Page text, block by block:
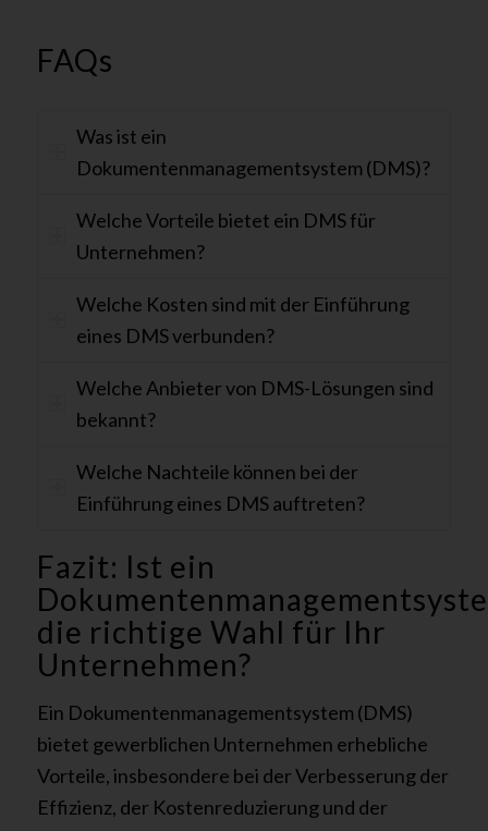
FAQs
Was ist ein
Dokumentenmanagementsystem (DMS)?
Welche Vorteile bietet ein DMS für
Unternehmen?
Welche Kosten sind mit der Einführung
eines DMS verbunden?
Welche Anbieter von DMS-Lösungen sind
bekannt?
Welche Nachteile können bei der
Einführung eines DMS auftreten?
Fazit: Ist ein
die richtige Wahl für Ihr
Unternehmen?
Ein Dokumentenmanagementsystem (DMS)
bietet gewerblichen Unternehmen erhebliche
Vorteile, insbesondere bei der Verbesserung der
Effizienz, der Kostenreduzierung und der